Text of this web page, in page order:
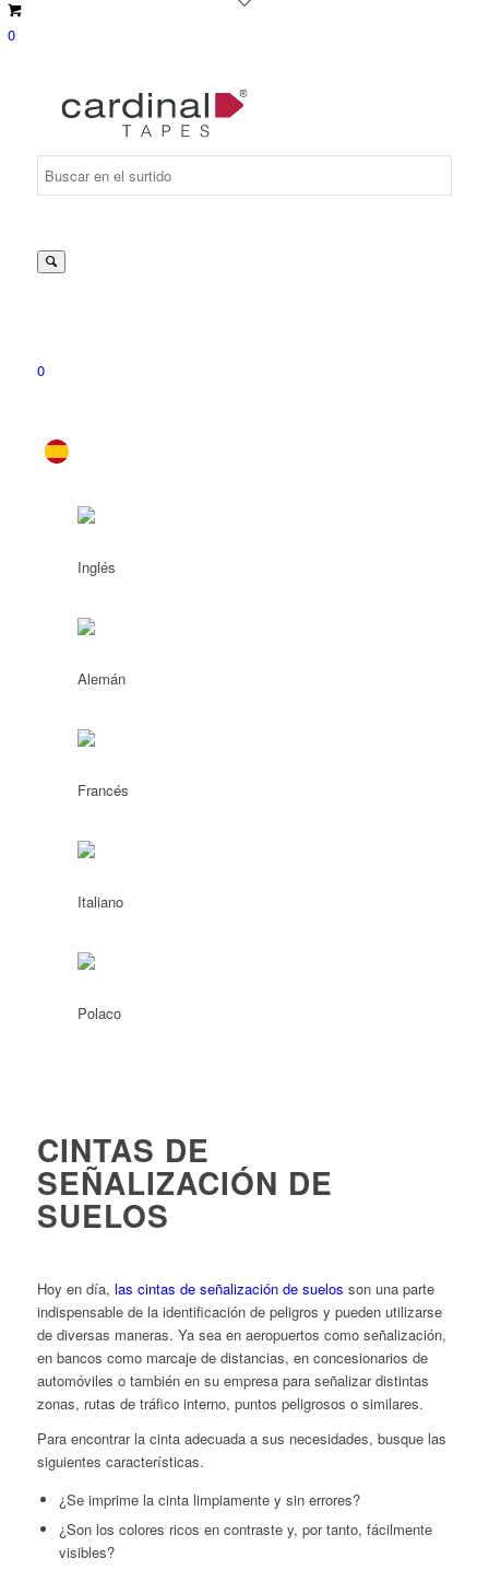
0
Suche
0
CINTAS DE
SEÑALIZACIÓN DE
SUELOS
Hoy en día, las cintas de señalización de suelos son una parte
indispensable de la identificación de peligros y pueden utilizarse
de diversas maneras. Ya sea en aeropuertos como señalización,
en bancos como marcaje de distancias, en concesionarios de
automóviles o también en su empresa para señalizar distintas
zonas, rutas de tráfico interno, puntos peligrosos o similares.
Para encontrar la cinta adecuada a sus necesidades, busque las
siguientes características.
¿Se imprime la cinta limpiamente y sin errores?
¿Son los colores ricos en contraste y, por tanto, fácilmente
visibles?